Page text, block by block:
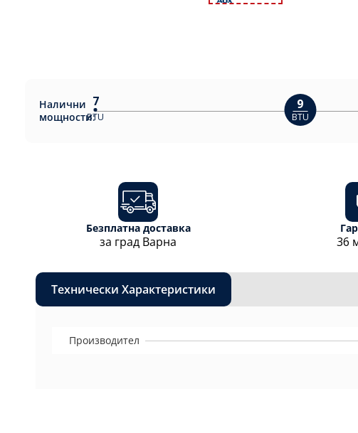
Налични
мощности:
7
BTU
9
BTU
Безплатна доставка
за град Варна 36
Технически Характеристики
Производител